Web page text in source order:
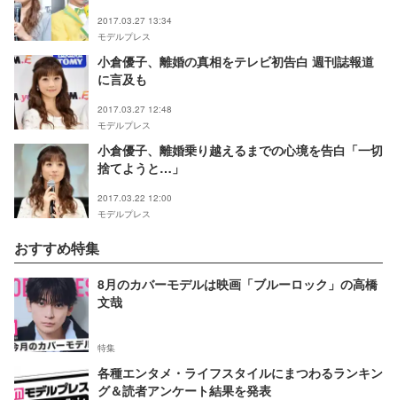
2017.03.27 13:34
モデルプレス
小倉優子、離婚の真相をテレビ初告白 週刊誌報道
に言及も
2017.03.27 12:48
モデルプレス
小倉優子、離婚乗り越えるまでの心境を告白「一切
捨てようと…」
2017.03.22 12:00
モデルプレス
おすすめ特集
8月のカバーモデルは映画「ブルーロック」の高橋
文哉
特集
各種エンタメ・ライフスタイルにまつわるランキン
グ＆読者アンケート結果を発表